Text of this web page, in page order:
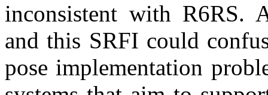
inconsistent with R6RS.
and this SRFI could
pose implementation